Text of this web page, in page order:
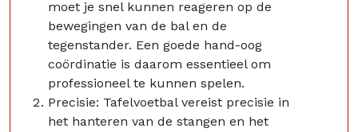
moet je snel kunnen reageren op de
bewegingen van de bal en de
tegenstander. Een goede hand-oog
coördinatie is daarom essentieel om
professioneel te kunnen spelen.
Precisie: Tafelvoetbal vereist precisie in
het hanteren van de stangen en het